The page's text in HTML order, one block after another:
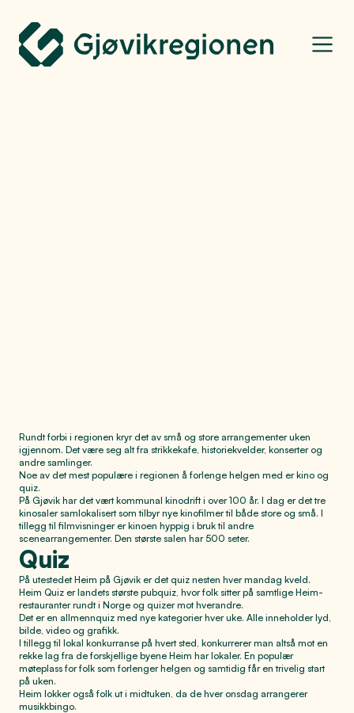
Gjøvikregionen Utvikling
Rundt forbi i regionen kryr det av små og store arrangementer uken
igjennom. Det være seg alt fra strikkekafe, historiekvelder, konserter og
andre samlinger.
Noe av det mest populære i regionen å forlenge helgen med er kino og
quiz.
På Gjøvik har det vært kommunal kinodrift i over 100 år. I dag er det tre
kinosaler samlokalisert som tilbyr nye kinofilmer til både store og små. I
tillegg til filmvisninger er kinoen hyppig i bruk til andre
scenearrangementer. Den største salen har 500 seter.
Quiz
På utestedet Heim på Gjøvik er det quiz nesten hver mandag kveld.
Heim Quiz er landets største pubquiz, hvor folk sitter på samtlige Heim-
restauranter rundt i Norge og quizer mot hverandre.
Det er en allmennquiz med nye kategorier hver uke. Alle inneholder lyd,
bilde, video og grafikk.
I tillegg til lokal konkurranse på hvert sted, konkurrerer man altså mot en
rekke lag fra de forskjellige byene Heim har lokaler. En populær
møteplass for folk som forlenger helgen og samtidig får en trivelig start
på uken.
Heim lokker også folk ut i midtuken, da de hver onsdag arrangerer
musikkbingo.